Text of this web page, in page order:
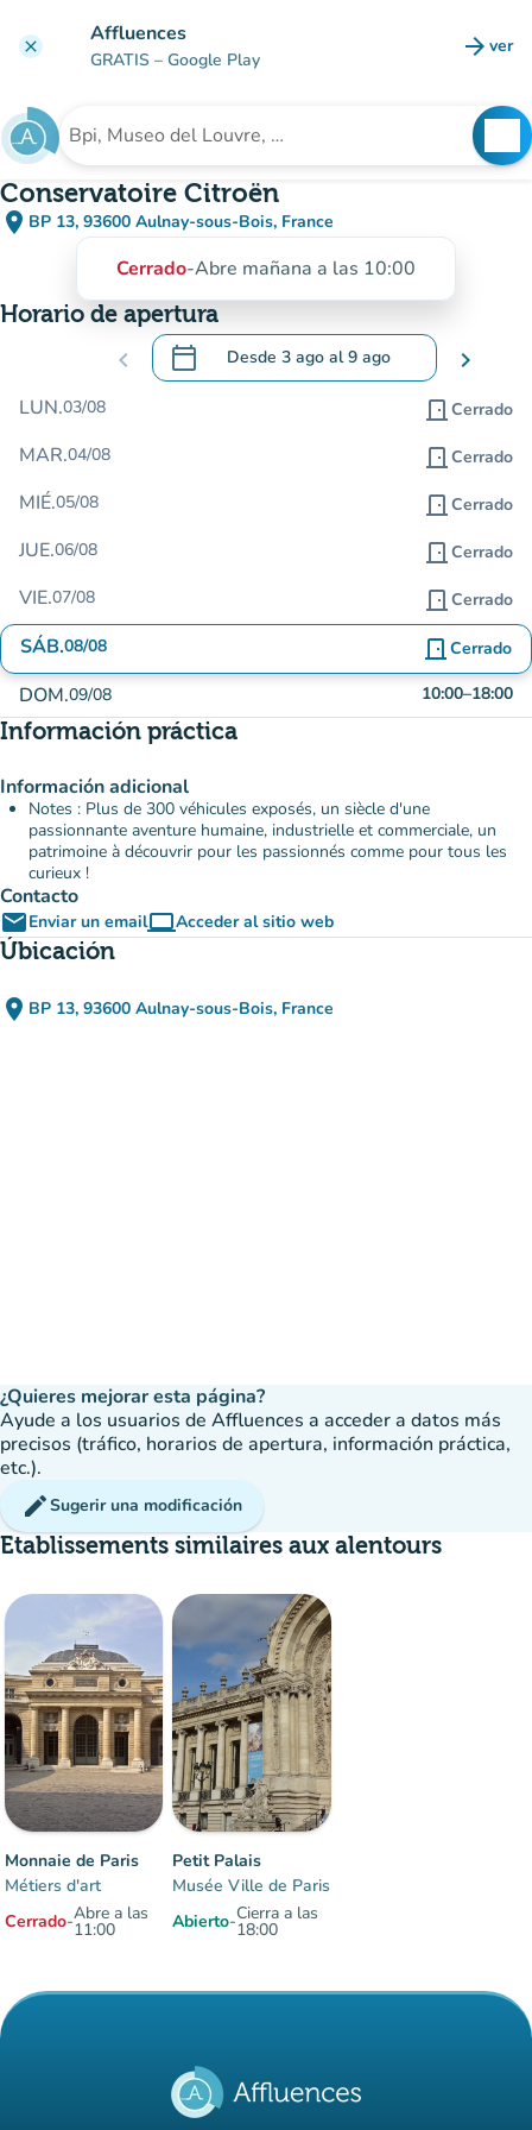
clear Affluences
GRATIS – Google Play arrow_forward ver
Buscar un establecimiento
Conservatoire Citroën
place BP 13, 93600 Aulnay-sous-Bois, France
(abrir en Google Maps)
(nueva pestaña)
Cerrado-Abre mañana a las 10:00
Horario de apertura
chevron_left calendar_today Desde 3 ago al9 ago
.Abra el calendario para cambiar las
chevron_right
LUN.03/08 door_front Cerrado
MAR.04/08 door_front Cerrado
MIÉ.05/08 door_front Cerrado
JUE.06/08 door_front Cerrado
VIE.07/08 door_front Cerrado
SÁB.08/08 door_front Cerrado
DOM.09/08 10:00–18:00
Información práctica
Información adicional
Notes : Plus de 300 véhicules exposés, un siècle d'une
passionnante aventure humaine, industrielle et commerciale, un
patrimoine à découvrir pour les passionnés comme pour tous les
curieux !
Contacto
emailEnviar un emailcomputerAcceder al sitio web
(nueva pestaña)
Úbicación
place BP 13, 93600 Aulnay-sous-Bois, France
(abrir en Google Maps)
(nueva pestaña)
¿Quieres mejorar esta página?
Ayude a los usuarios de Affluences a acceder a datos más
precisos (tráfico, horarios de apertura, información práctica,
etc.).
editSugerir una modificación
Etablissements similaires aux alentours
Monnaie de Paris
Métiers d'art
Cerrado-Abre a las
11:00
Petit Palais
Musée Ville de Paris
Abierto-Cierra a las
18:00
Multitud